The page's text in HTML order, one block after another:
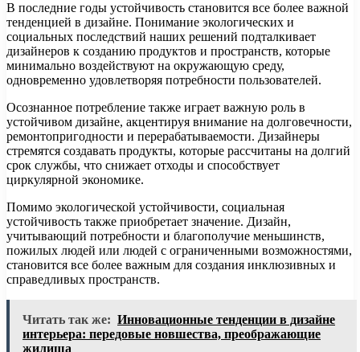
В последние годы устойчивость становится все более важной
тенденцией в дизайне. Понимание экологических и
социальных последствий наших решений подталкивает
дизайнеров к созданию продуктов и пространств, которые
минимально воздействуют на окружающую среду,
одновременно удовлетворяя потребности пользователей.
Осознанное потребление также играет важную роль в
устойчивом дизайне, акцентируя внимание на долговечности,
ремонтопригодности и перерабатываемости. Дизайнеры
стремятся создавать продукты, которые рассчитаны на долгий
срок службы, что снижает отходы и способствует
циркулярной экономике.
Помимо экологической устойчивости, социальная
устойчивость также приобретает значение. Дизайн,
учитывающий потребности и благополучие меньшинств,
пожилых людей или людей с ограниченными возможностями,
становится все более важным для создания инклюзивных и
справедливых пространств.
Читать так же: Инновационные тенденции в дизайне
интерьера: передовые новшества, преображающие
жилища